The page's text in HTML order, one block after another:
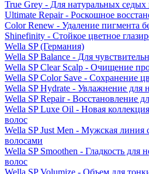
True Grey - Для натуральных седых
Ultimate Repair - Роскошное
Color Renew - Удаление пигмента
Shinefinity - Стойкое цветное
Wella SP (Германия)
Wella SP Balance - Для
Wella SP Clear Scalp - Очищение
Wella SP Color Save - Сохранение
Wella SP Hydrate - Увлажнение для
Wella SP Repair - Восстановление
Wella SP Luxe Oil - Новая
волос
Wella SP Just Men - Мужская линия
волосами
Wella SP Smoothen - Гладкость
волос
Wella SP Volumize - Объем для